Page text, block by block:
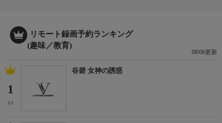
リモート録画予約ランキング
(趣味／教育)
08/06更新
1
(-)
谷碧 女神の誘惑